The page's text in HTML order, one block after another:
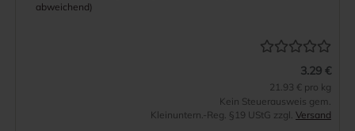
abweichend)
3.29 €
21.93 € pro kg
Kein Steuerausweis gem.
Kleinuntern.-Reg. §19 UStG zzgl. Versand